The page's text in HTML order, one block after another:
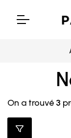
On a trouvé 3